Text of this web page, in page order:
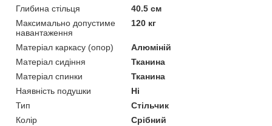
Глибина стільця
40.5 см
Максимально допустиме
навантаження
120 кг
Матеріал каркасу (опор)
Алюміній
Матеріал сидіння
Тканина
Матеріал спинки
Тканина
Наявність подушки
Ні
Тип
Стільчик
Колір
Срібний